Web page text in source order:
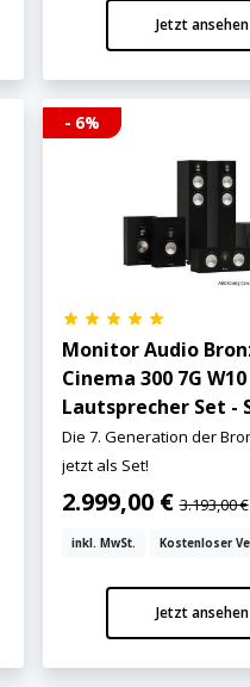
Jetzt ansehen
- 6%
Monitor Audio
Cinema 300 7G W10
Lautsprecher Set -
Die 7. Generation der
jetzt als Set!
2.999,00 €3.193,00 €
inkl. MwSt. Kostenloser
Jetzt ansehen